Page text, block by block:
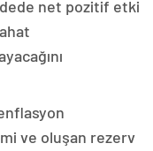
net pozitif etki
ve oluşan rezerv